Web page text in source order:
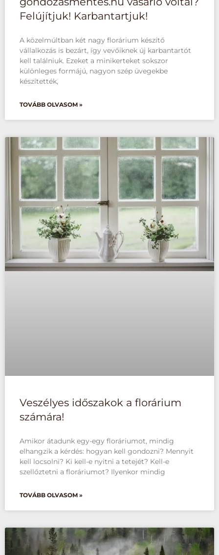
Felújítjuk! Karbantartjuk!
A közelmúltban két nagy florárium készítő
vállalkozás is bezárt, így vevőiknek új karbantartót
kell találniuk. Ezeket a minikerteket sokszor
különleges formájú, nagyon szép üvegekbe
készítették,
TOVÁBB OLVASOM »
Veszélyes időszakok a florárium
számára!
Amikor átadunk egy-egy floráriumot, mindig
elhangzik a kérdés: hogyan kell gondozni? Mennyit
kell locsolni? Ki kell-e nyitni a tetejét? Kell-e
szellőztetni a floráriumot? Ilyenkor mindig
TOVÁBB OLVASOM »